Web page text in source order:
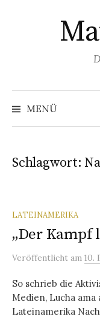
MENÜ
Schlagwort:
LATEINAMERIKA
„Der Kampf
Veröffentlicht am 10.
So schrieb die
Medien, Lucha
Lateinamerika